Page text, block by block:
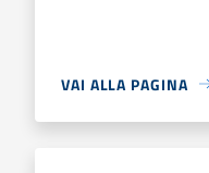
VAI ALLA PAGINA